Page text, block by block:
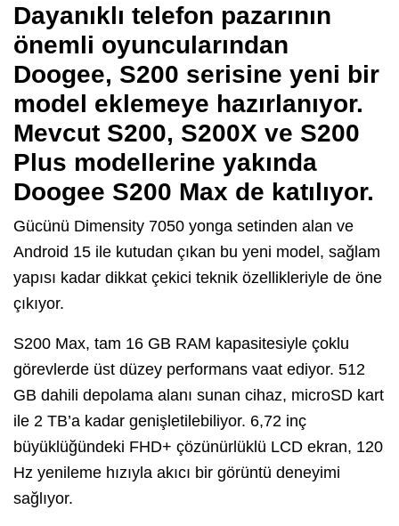
Dayanıklı telefon pazarının
önemli oyuncularından
Doogee, S200 serisine yeni bir
model eklemeye hazırlanıyor.
Mevcut S200, S200X ve S200
Plus modellerine yakında
Doogee S200 Max de katılıyor.
Gücünü Dimensity 7050 yonga setinden alan ve
Android 15 ile kutudan çıkan bu yeni model, sağlam
yapısı kadar dikkat çekici teknik özellikleriyle de öne
çıkıyor.
S200 Max, tam 16 GB RAM kapasitesiyle çoklu
görevlerde üst düzey performans vaat ediyor. 512
GB dahili depolama alanı sunan cihaz, microSD kart
ile 2 TB’a kadar genişletilebiliyor. 6,72 inç
büyüklüğündeki FHD+ çözünürlüklü LCD ekran, 120
Hz yenileme hızıyla akıcı bir görüntü deneyimi
sağlıyor.